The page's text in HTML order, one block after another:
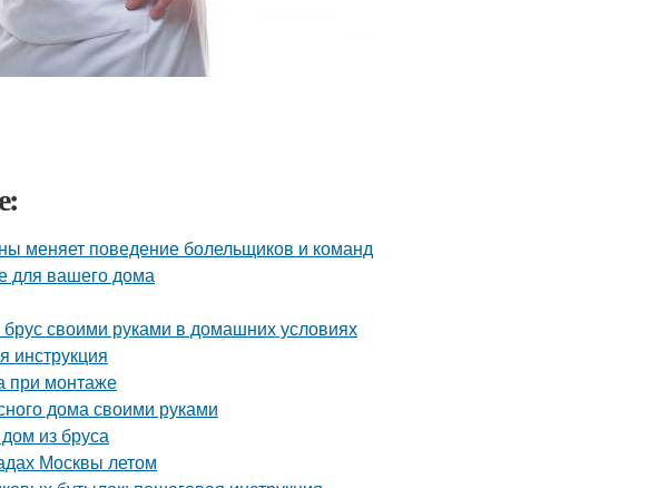
меняет поведение болельщиков и команд
для вашего дома
своими руками в домашних условиях
инструкция
при монтаже
дома своими руками
из бруса
Москвы летом